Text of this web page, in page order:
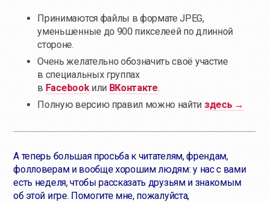
Принимаются файлы в формате JPEG,
уменьшенные до 900 пикселеей по длинной
стороне.
Очень желательно обозначить своё участие
в специальных группах
в Facebookили ВКонтакте.
Полную версию правил можно найти здесь →
А теперь большая просьба к читателям, френдам,
фолловерам и вообще хорошим людям: у нас с вами
есть неделя, чтобы рассказать друзьям и знакомым
об этой игре. Помогите мне, пожалуйста,